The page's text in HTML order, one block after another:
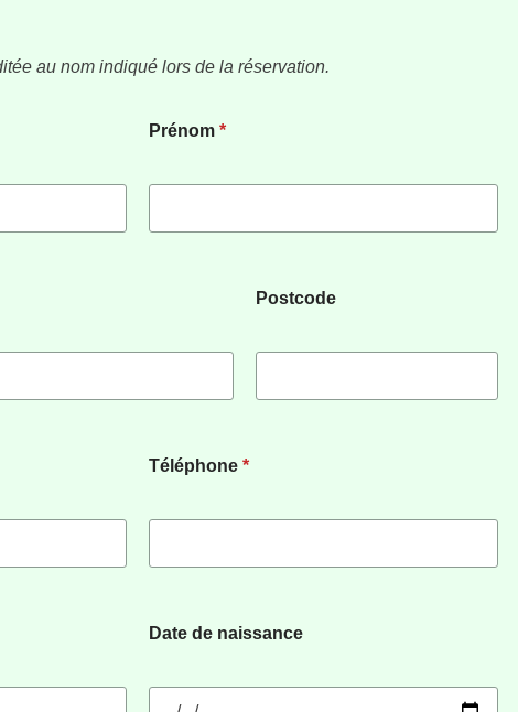
au nom indiqué lors de la réservation.
Prénom *
Postcode
Téléphone *
Date de naissance